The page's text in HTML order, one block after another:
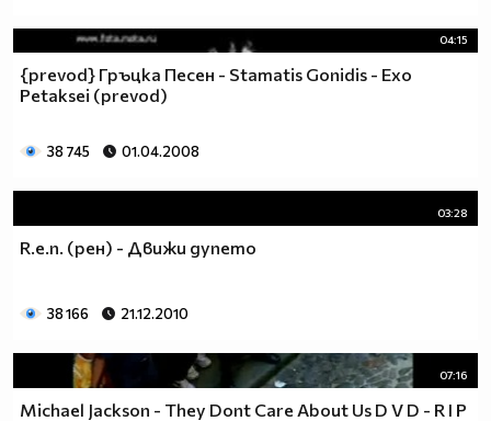
04:15
{prevod} Гръцка Песен - Stamatis Gonidis - Exo
Petaksei (prevod)
38 745 01.04.2008
03:28
R.e.n. (рен) - Движи дупето
38 166 21.12.2010
07:16
Michael Jackson - They Dont Care About Us D V D - R I P